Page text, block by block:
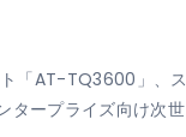
「AT-TQ3600」、ス
タープライズ向け次世